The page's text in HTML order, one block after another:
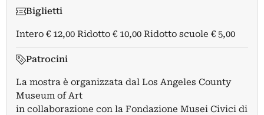
Biglietti
Intero € 12,00 Ridotto € 10,00 Ridotto scuole € 5,00
Patrocini
La mostra è organizzata dal Los Angeles County
Museum of Art
in collaborazione con la Fondazione Musei Civici di